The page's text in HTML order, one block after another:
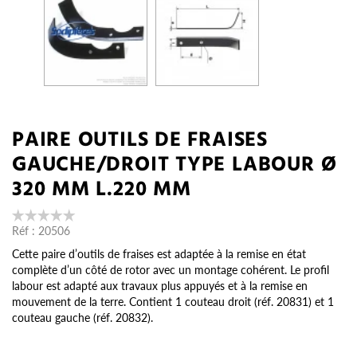
PAIRE OUTILS DE FRAISES
GAUCHE/DROIT TYPE LABOUR Ø
320 MM L.220 MM
Réf : 20506
Cette paire d’outils de fraises est adaptée à la remise en état
complète d’un côté de rotor avec un montage cohérent. Le profil
labour est adapté aux travaux plus appuyés et à la remise en
mouvement de la terre. Contient 1 couteau droit (réf. 20831) et 1
couteau gauche (réf. 20832).